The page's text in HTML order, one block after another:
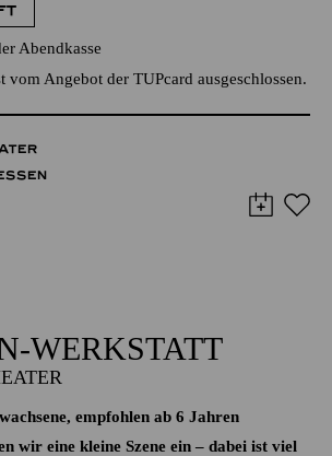
Abendkasse
vom Angebot der TUPcard ausgeschlossen.
WERKSTATT
empfohlen ab 6 Jahren
wir eine kleine Szene ein – dabei ist viel